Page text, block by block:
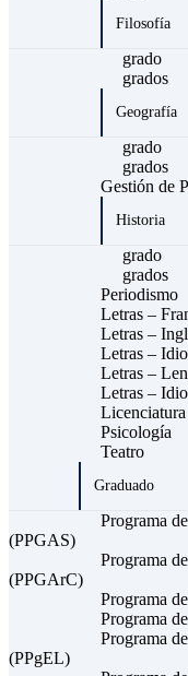
Filosofía
grado
grados
Geografía
grado
grados
Gestión de
Historia
grado
grados
Periodismo
Letras –
Letras –
Letras –
Letras –
Letras –
Psicología
Teatro
Graduado
Programa
(PPGAS)
Programa
(PPGArC)
Programa
Programa
Programa
(PPgEL)